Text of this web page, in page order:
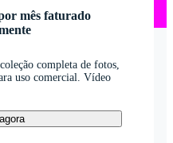
mês faturado
completa de fotos,
uso comercial. Vídeo